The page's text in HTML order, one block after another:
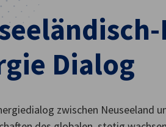
German
Dialog
zwischen Neuseeland